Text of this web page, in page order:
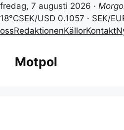
fredag, 7 augusti 2026 ·
18°CSEK/USD 0.1057 · SEK/
ossRedaktionenKällorKontakt
innehållMotpol